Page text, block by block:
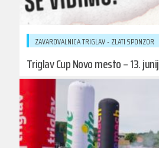
ZAVAROVALNICA TRIGLAV - ZLATI SPONZOR
Triglav Cup Novo mesto – 13. junij